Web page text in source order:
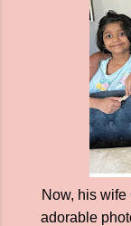
Now, his
adorable